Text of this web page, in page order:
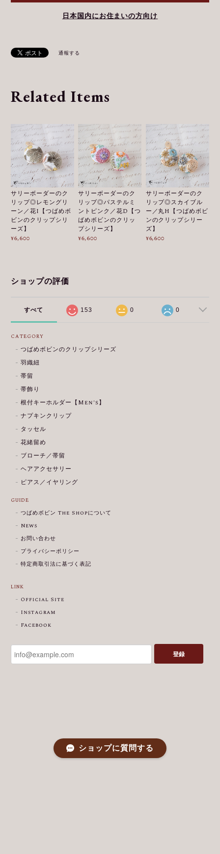
日本国内にお住まいの方向け
通報する
Related Items
サリーボーダーのク
リップ◎レモングリ
ーン／花I【つばめボ
ビンのクリップシリ
ーズ】
¥6,600
サリーボーダーのク
リップ◎パステルミ
ントピンク／花D【つ
ばめボビンのクリッ
プシリーズ】
¥6,600
サリーボーダーのク
リップ◎スカイブル
ー／丸H【つばめボビ
ンのクリップシリー
ズ】
¥6,600
ショップの評価
すべて 153 0 0
CATEGORY
つばめボビンのクリップシリーズ
羽織紐
帯留
帯飾り
根付キーホルダー【Men's】
ナプキンクリップ
タッセル
花緒留め
ブローチ／帯留
ヘアアクセサリー
ピアス／イヤリング
GUIDE
つばめボビン The Shopについて
News
お問い合わせ
プライバシーポリシー
特定商取引法に基づく表記
LINK
Official Site
Instagram
Facebook
登録
ショップに質問する